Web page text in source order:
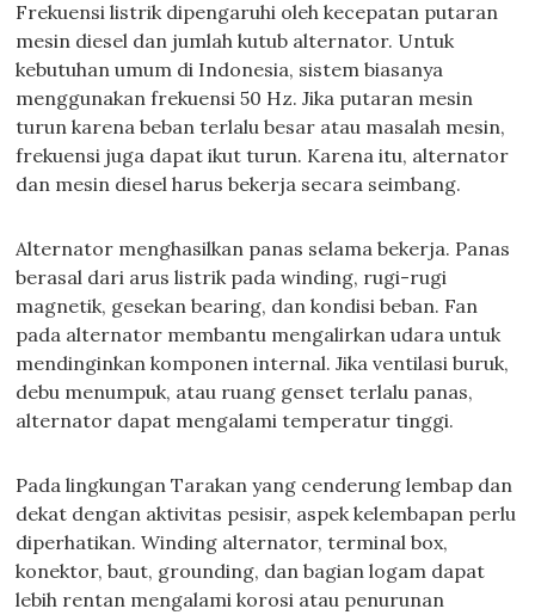
Frekuensi listrik dipengaruhi oleh kecepatan putaran
mesin diesel dan jumlah kutub alternator. Untuk
kebutuhan umum di Indonesia, sistem biasanya
menggunakan frekuensi 50 Hz. Jika putaran mesin
turun karena beban terlalu besar atau masalah mesin,
frekuensi juga dapat ikut turun. Karena itu, alternator
dan mesin diesel harus bekerja secara seimbang.
Alternator menghasilkan panas selama bekerja. Panas
berasal dari arus listrik pada winding, rugi-rugi
magnetik, gesekan bearing, dan kondisi beban. Fan
pada alternator membantu mengalirkan udara untuk
mendinginkan komponen internal. Jika ventilasi buruk,
debu menumpuk, atau ruang genset terlalu panas,
alternator dapat mengalami temperatur tinggi.
Pada lingkungan Tarakan yang cenderung lembap dan
dekat dengan aktivitas pesisir, aspek kelembapan perlu
diperhatikan. Winding alternator, terminal box,
konektor, baut, grounding, dan bagian logam dapat
lebih rentan mengalami korosi atau penurunan